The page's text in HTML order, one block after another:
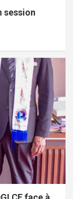
session